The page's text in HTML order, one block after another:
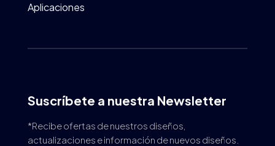
Aplicaciones
Suscríbete a nuestra Newsletter
*Recibe ofertas de nuestros diseños,
actualizaciones e información de nuevos diseños.